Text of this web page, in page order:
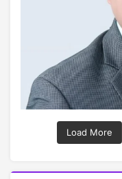
Load More